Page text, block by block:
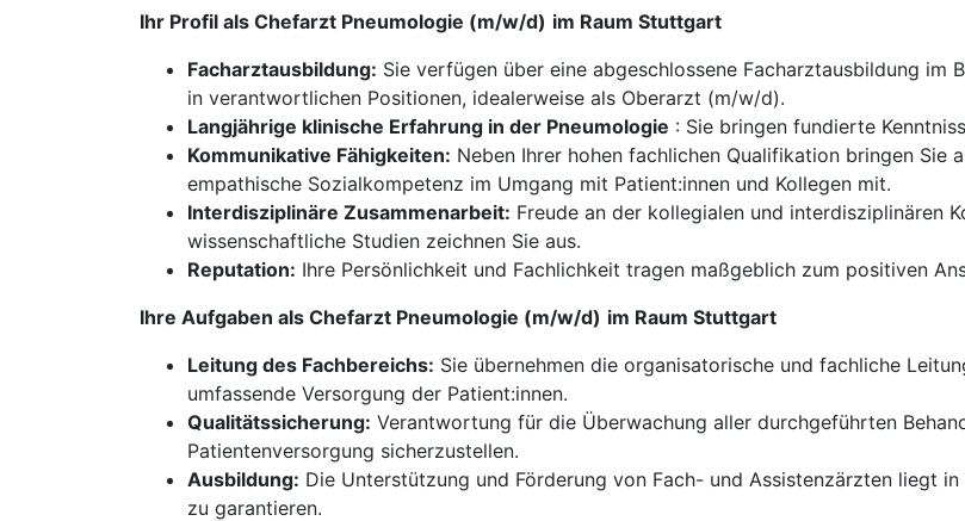
Ihr Profil als Chefarzt Pneumologie (m/w/d) im Raum Stuttgart
Facharztausbildung: Sie verfügen über eine abgeschlossene Facharztausbildung im
in verantwortlichen Positionen, idealerweise als Oberarzt (m/w/d).
Langjährige klinische Erfahrung in der Pneumologie : Sie bringen fundierte
Kommunikative Fähigkeiten: Neben Ihrer hohen fachlichen Qualifikation bringen Sie
empathische Sozialkompetenz im Umgang mit Patient:innen und Kollegen mit.
Interdisziplinäre Zusammenarbeit: Freude an der kollegialen und interdisziplinären
wissenschaftliche Studien zeichnen Sie aus.
Reputation: Ihre Persönlichkeit und Fachlichkeit tragen maßgeblich zum positiven
Ihre Aufgaben als Chefarzt Pneumologie (m/w/d) im Raum Stuttgart
Leitung des Fachbereichs: Sie übernehmen die organisatorische und fachliche
umfassende Versorgung der Patient:innen.
Qualitätssicherung: Verantwortung für die Überwachung aller durchgeführten
Patientenversorgung sicherzustellen.
Ausbildung: Die Unterstützung und Förderung von Fach- und Assistenzärzten liegt
zu garantieren.